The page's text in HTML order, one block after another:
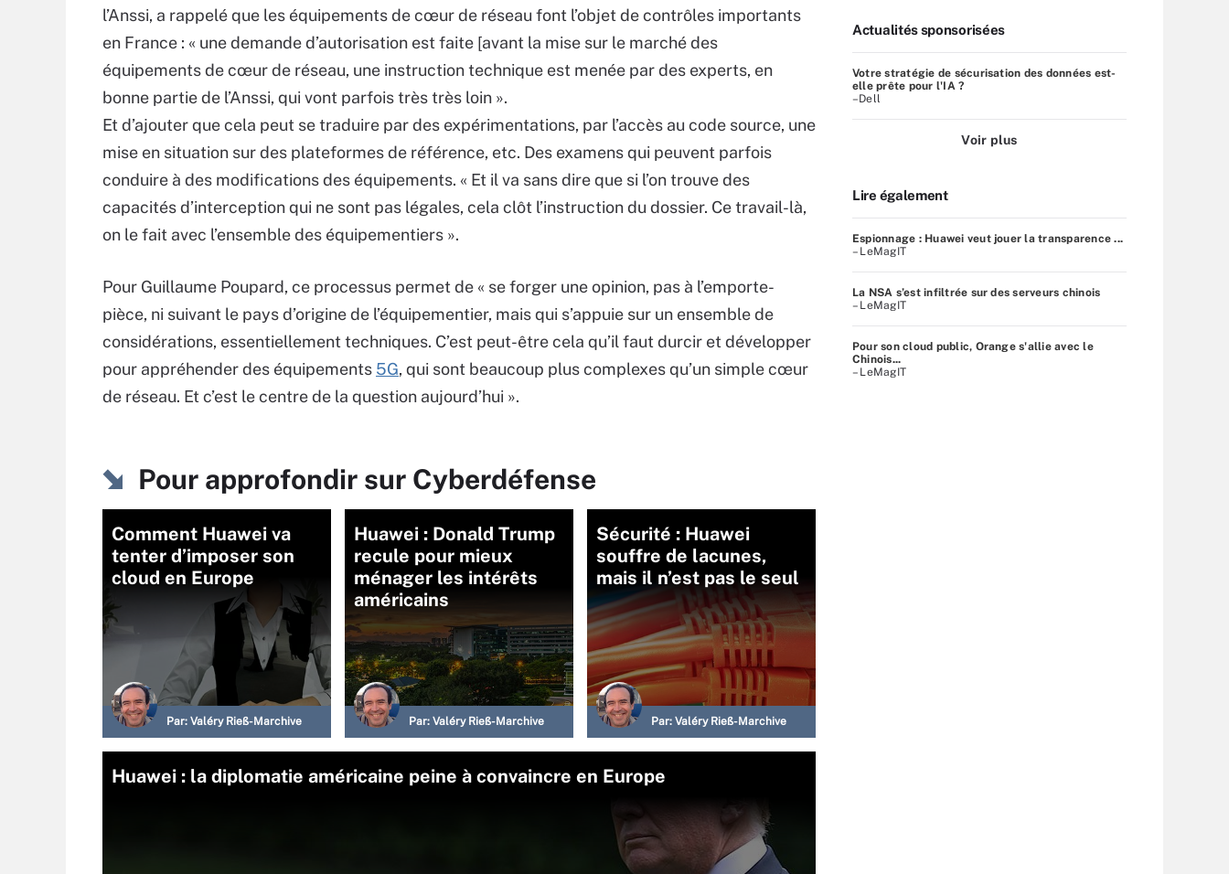
l’Anssi, a rappelé que les équipements de cœur de réseau font l’objet de contrôles importants
en France : « une demande d’autorisation est faite [avant la mise sur le marché des
équipements de cœur de réseau, une instruction technique est menée par des experts, en
bonne partie de l’Anssi, qui vont parfois très très loin ».
Et d’ajouter que cela peut se traduire par des expérimentations, par l’accès au code source, une
mise en situation sur des plateformes de référence, etc. Des examens qui peuvent parfois
conduire à des modifications des équipements. « Et il va sans dire que si l’on trouve des
capacités d’interception qui ne sont pas légales, cela clôt l’instruction du dossier. Ce travail-là,
on le fait avec l’ensemble des équipementiers ».
Pour Guillaume Poupard, ce processus permet de « se forger une opinion, pas à l’emporte-
pièce, ni suivant le pays d’origine de l’équipementier, mais qui s’appuie sur un ensemble de
considérations, essentiellement techniques. C’est peut-être cela qu’il faut durcir et développer
pour appréhender des équipements 5G, qui sont beaucoup plus complexes qu’un simple cœur
de réseau. Et c’est le centre de la question aujourd’hui ».
Pour approfondir sur Cyberdéfense
Comment Huawei va
tenter d’imposer son
cloud en Europe
Par: Valéry Rieß-Marchive
Huawei : Donald Trump
recule pour mieux
ménager les intérêts
américains
Par: Valéry Rieß-Marchive
Sécurité : Huawei
souffre de lacunes,
mais il n’est pas le seul
Par: Valéry Rieß-Marchive
Huawei : la diplomatie américaine peine à convaincre en Europe
Actualités sponsorisées
Votre stratégie de sécurisation des données est-
elle prête pour l'IA ?
–Dell
Voir plus
Lire également
Espionnage : Huawei veut jouer la transparence ...
– LeMagIT
La NSA s’est infiltrée sur des serveurs chinois
– LeMagIT
Pour son cloud public, Orange s'allie avec le
Chinois...
– LeMagIT